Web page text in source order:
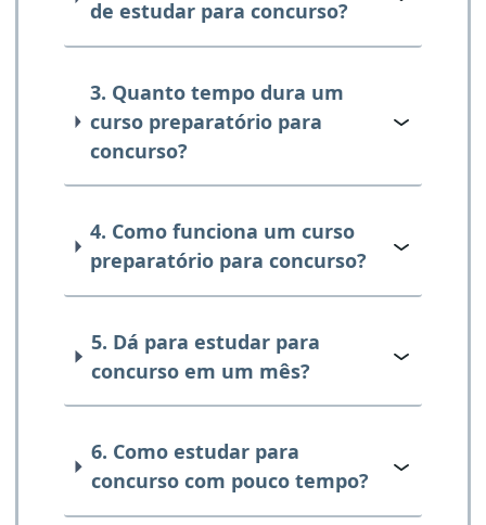
de estudar para concurso?
3. Quanto tempo dura um
curso preparatório para
concurso?
4. Como funciona um curso
preparatório para concurso?
5. Dá para estudar para
concurso em um mês?
6. Como estudar para
concurso com pouco tempo?